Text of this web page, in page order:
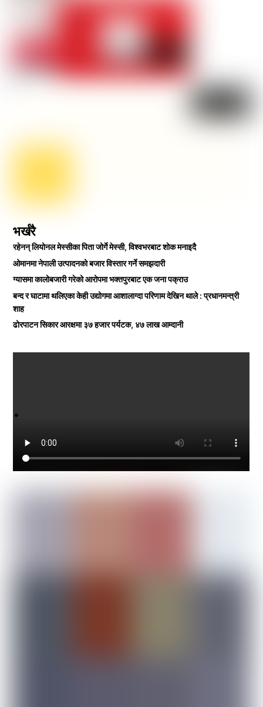
भर्खरै
रहेनन् लियोनल मेस्सीका पिता जोर्गे मेस्सी, विश्वभरबाट शोक मनाइदै
ओमानमा नेपाली उत्पादनको बजार विस्तार गर्ने समझदारी
ग्यासमा कालोबजारी गरेको आरोपमा भक्तपुरबाट एक जना पक्राउ
बन्द र घाटामा थलिएका केही उद्योगमा आशालाग्दा परिणाम देखिन थाले : प्रधानमन्त्री
शाह
ढोरपाटन सिकार आरक्षमा ३७ हजार पर्यटक, ४७ लाख आम्दानी